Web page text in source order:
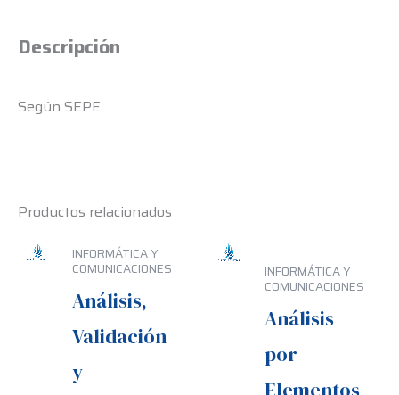
Descripción
Según SEPE
Productos relacionados
INFORMÁTICA Y
COMUNICACIONES
Análisis,
Validación
y
INFORMÁTICA Y
COMUNICACIONES
Análisis
por
Elementos